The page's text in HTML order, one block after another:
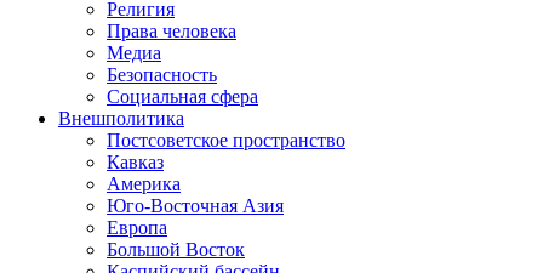
Религия
Права человека
Медиа
Безопасность
Социальная сфера
Внешполитика
Постсоветское пространство
Кавказ
Америка
Юго-Восточная Азия
Европа
Большой Восток